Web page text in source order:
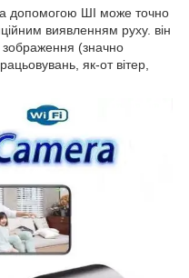
допомогою ШІ може точно
виявленням руху. він
зображення (значно
як-от вітер,